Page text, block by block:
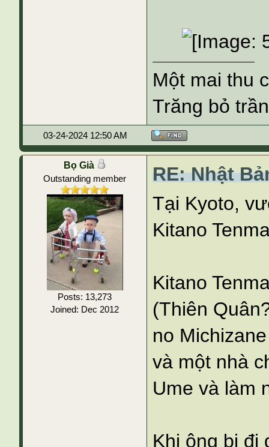
Một mai thu
Trăng bỏ
03-24-2024 12:50 AM
Bọ Già
Outstanding member
Posts: 13,273
Joined: Dec 2012
RE: Nhật
Tại Kyoto,
Kitano
Kitano
(Thiên
no
và một nhà
Ume và làm
Khi ông bị đi